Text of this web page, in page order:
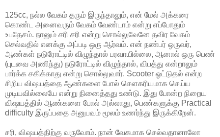
125cc, நல்ல வேகம் தரும் இருந்தாலும், என் மேல் அக்கரை
கொண்ட அனைவரும் வேகம் வேண்டாம் என்று எப்போதும்
உபதேசம். நானும் சரி சரி என்று சொல்லுவேனே தவிர வேகம்
செல்வதில் எனக்கு அப்படி ஒரு ஆர்வம். என் நண்பர் ஒருவர்,
ஆண்கள் நடுரோட்டில் விழுந்தால் பரவாயில்லை, ஆனால் ஒரு பெண்
(புடவை அணிந்து) நடுரோட்டில் விழுந்தால், விபத்து என்றாலும்
பார்க்க சகிக்காது என்று சொல்லுவார். Scooter ஓட்டுதல் என்ற
சிறிய விஷயத்தை ஆண்களை போல் செளகரியமாக செய்ய
முடியவில்லையே என்று நினைத்தது உண்டு. இது போன்ற நிறைய
விஷயத்தில் ஆண்களை போல் அல்லாது, பெண்களுக்கு Practical
difficulty இருப்பதை அனுபவம் மூலம் உணர்ந்து இருக்கிறேன்.
சரி, விஷயத்திற்கு வருவோம். நான் வேகமாக செல்வதானாலோ